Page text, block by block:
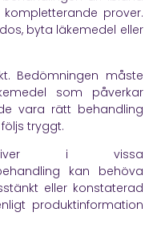
prover.
byta läkemedel eller
Bedömningen måste
som påverkar
vara rätt behandling
tryggt.
i vissa
kan behöva
eller konstaterad
produktinformation